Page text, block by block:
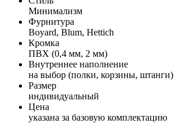
Минимализм
Фурнитура
Boyard, Blum, Hettich
Кромка
ПВХ (0,4 мм, 2 мм)
Внутреннее наполнение
на выбор (полки, корзины, штанги)
Размер
индивидуальный
Цена
указана за базовую комплектацию